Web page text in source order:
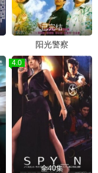
已完结
阳光警察
4.0
全40集